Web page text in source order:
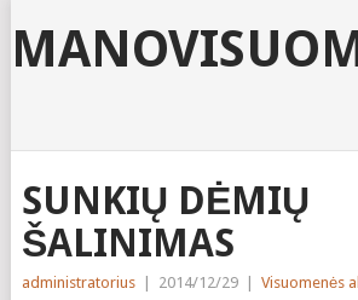
SUNKIŲ DĖMIŲ
ŠALINIMAS
administratorius 2014/12/29 Visuomenės